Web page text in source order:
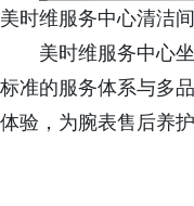
美时维服务中心清洁间
美时维服务中心
标准的服务体系与多
体验，为腕表售后养